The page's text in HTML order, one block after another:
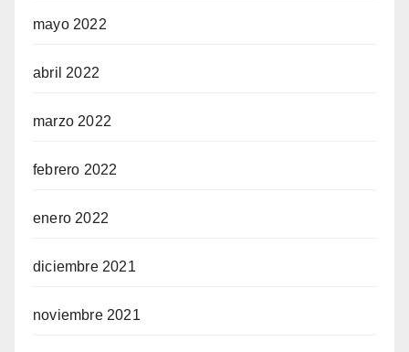
mayo 2022
abril 2022
marzo 2022
febrero 2022
enero 2022
diciembre 2021
noviembre 2021